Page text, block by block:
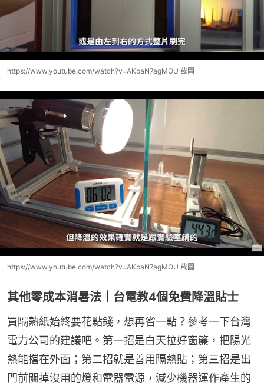
https://www.youtube.com/watch?v=AKbaN7agMOU 截圖
https://www.youtube.com/watch?v=AKbaN7agMOU 截圖
其他零成本消暑法｜台電教4個免費降溫貼士
買隔熱紙始終要花點錢，想再省一點？參考一下台灣
電力公司的建議吧。第一招是白天拉好窗簾，把陽光
熱能擋在外面；第二招就是善用隔熱貼；第三招是出
門前關掉沒用的燈和電器電源，減少機器運作產生的